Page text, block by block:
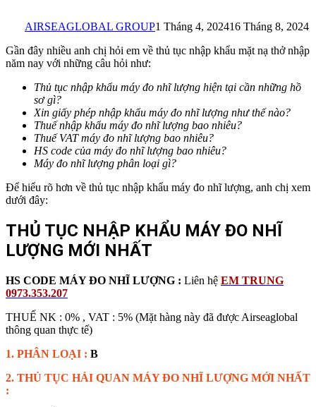
AIRSEAGLOBAL GROUP1 Tháng 4, 202416 Tháng 8, 2024
Gần đây nhiều anh chị hỏi em về thủ tục nhập khẩu mặt nạ thở nhập
năm nay với những câu hỏi như:
Thủ tục nhập khẩu máy đo nhĩ lượng hiện tại cần những hồ
sơ gì?
Xin giấy phép nhập khẩu máy đo nhĩ lượng như thế nào?
Thuế nhập khẩu máy đo nhĩ lượng bao nhiêu?
Thuế VATmáy đo nhĩ lượng bao nhiêu?
HS code của máy đo nhĩ lượng bao nhiêu?
Máy đo nhĩ lượng phân loại gì?
Để hiểu rõ hơn về thủ tục nhập khẩu máy đo nhĩ lượng, anh chị xem
dưới đây:
THỦ TỤC NHẬP KHẨU MÁY ĐO NHĨ
LƯỢNG MỚI NHẤT
HS CODE MÁY ĐO NHĨ LƯỢNG : Liên hệ EM TRUNG
0973.353.207
THUẾ NK : 0% , VAT : 5% (Mặt hàng này đã được Airseaglobal
thông quan thực tế)
1. PHÂN LOẠI : B
2. THỦ TỤC HẢI QUAN MÁY ĐO NHĨ LƯỢNG MỚI NHẤT
: